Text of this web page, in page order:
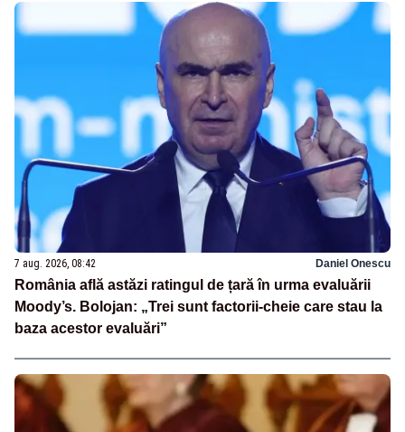
7 aug. 2026, 08:42 Daniel Onescu
România află astăzi ratingul de țară în urma evaluării
Moody’s. Bolojan: „Trei sunt factorii-cheie care stau la
baza acestor evaluări”